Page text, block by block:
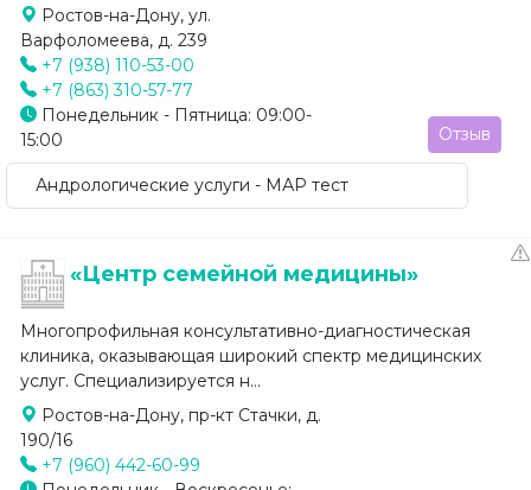
Ростов-на-Дону, ул.
Варфоломеева, д. 239
+7 (938) 110-53-00
+7 (863) 310-57-77
Понедельник - Пятница: 09:00-
15:00
Отзыв
Андрологические услуги - МАР тест
«Центр семейной медицины»
Многопрофильная консультативно-диагностическая
клиника, оказывающая широкий спектр медицинских
услуг. Специализируется н...
Ростов-на-Дону, пр-кт Стачки, д.
190/16
+7 (960) 442-60-99